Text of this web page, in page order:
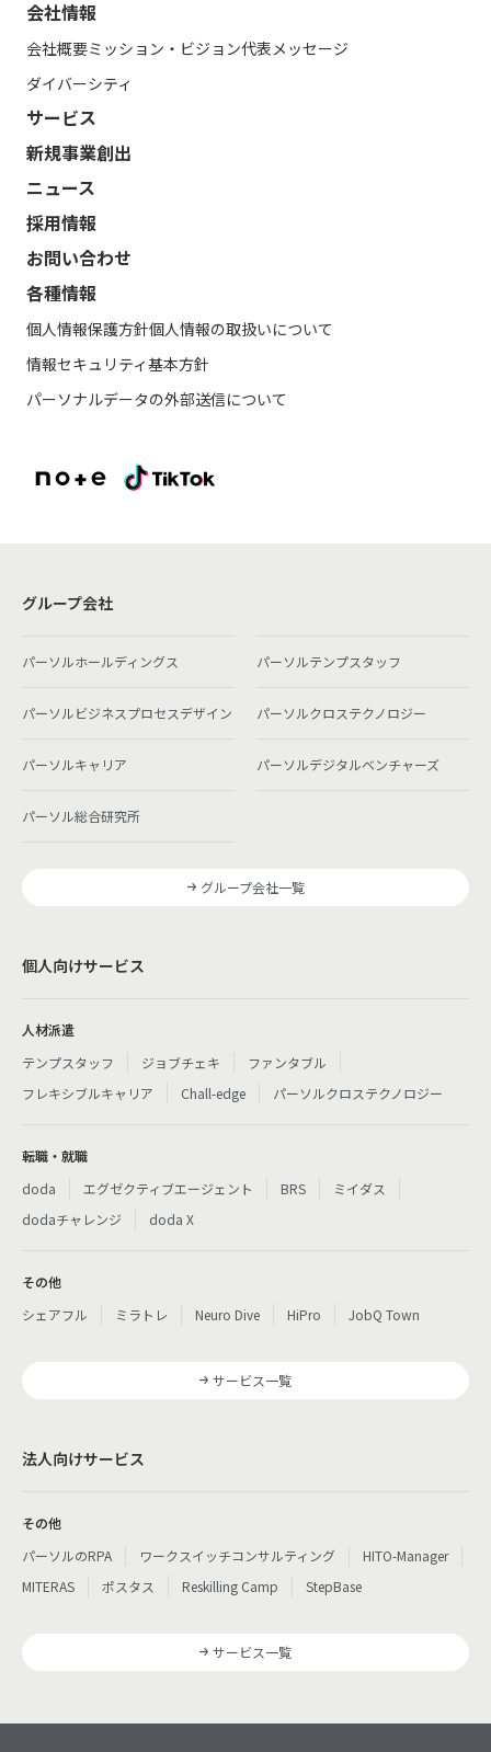
会社情報
会社概要ミッション・ビジョン代表メッセージ
ダイバーシティ
サービス
新規事業創出
ニュース
採用情報
お問い合わせ
各種情報
個人情報保護方針個人情報の取扱いについて
情報セキュリティ基本方針
パーソナルデータの外部送信について
グループ会社
パーソルホールディングス パーソルテンプスタッフ
パーソルビジネスプロセスデザイン パーソルクロステクノロジー
パーソルキャリア パーソルデジタルベンチャーズ
パーソル総合研究所
グループ会社一覧
個人向けサービス
人材派遣
テンプスタッフ
ジョブチェキ
ファンタブル
フレキシブルキャリア
Chall-edge パーソルクロステクノロジー
転職・就職
doda
エグゼクティブエージェント BRS
ミイダス
dodaチャレンジ
doda X
その他
シェアフル
ミラトレ Neuro Dive HiPro JobQ Town
サービス一覧
法人向けサービス
その他
パーソルのRPA
ワークスイッチコンサルティング
HITO-Manager
MITERAS
ポスタス Reskilling Camp StepBase
サービス一覧